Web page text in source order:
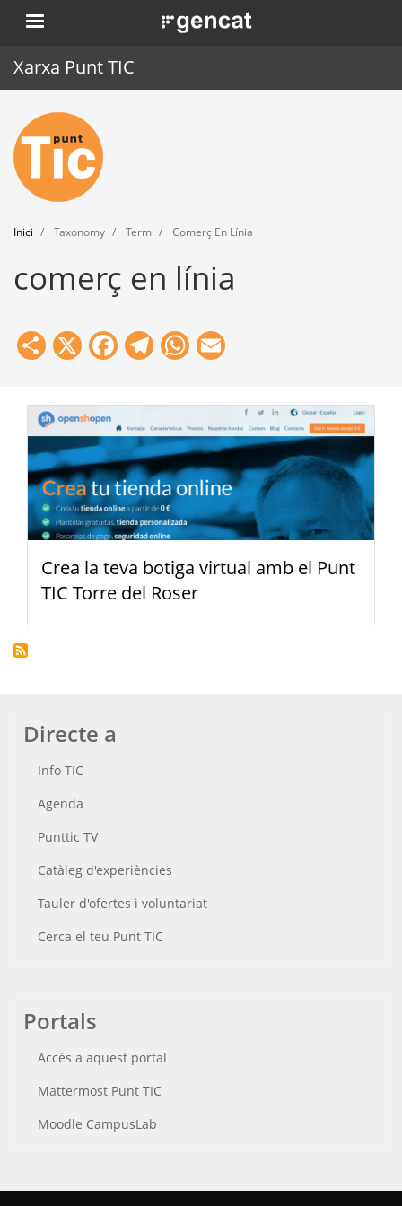
Vés
al
. Obre en una nova finestra.
Xarxa Punt TIC
Inici
Punt TIC
Actualitat
Agenda
Formació
Eines
Inici Taxonomy Term Comerç En Línia
comerç en línia
Share
X Facebook
Telegram
WhatsApp
Crea la teva botiga virtual amb el Punt
TIC Torre del Roser
Directe a
Info TIC
Agenda
Punttic TV
Catàleg d'experiències
Tauler d'ofertes i voluntariat
Cerca el teu Punt TIC
Portals
Accés a aquest portal
Mattermost Punt TIC
Moodle CampusLab